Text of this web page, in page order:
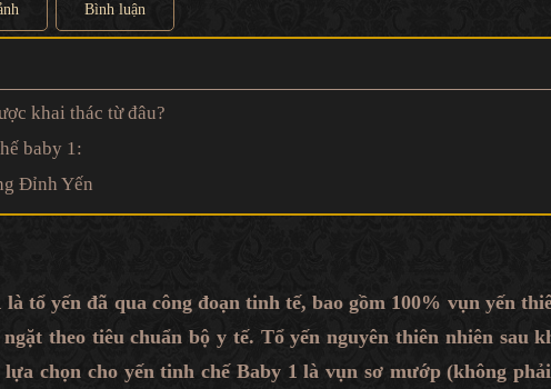
Bình luận
khai thác từ đâu?
baby 1:
Đỉnh Yến
là tổ yến đã qua công đoạn tinh tế, bao gồm 100% vụn yến
theo tiêu chuẩn bộ y tế. Tổ yến nguyên thiên nhiên
chọn cho yến tinh chế Baby 1 là vụn sơ mướp (không